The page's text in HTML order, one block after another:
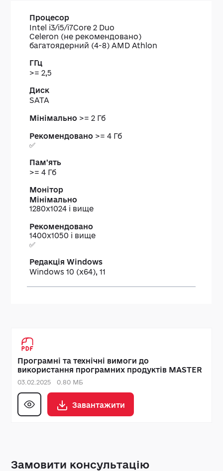
Процесор
Intel i3/i5/i7Core 2 Duo
Celeron (не рекомендовано)
багатоядерний (4-8) AMD Athlon
>= 2,5
SATA
Мінімально >= 2 Гб
Рекомендовано >= 4 Гб
✅
>= 4 Гб
Мінімально
1280х1024 і вище
Рекомендовано
1400х1050 і вище
✅
Windows 10 (x64), 11
Програмні та технічні вимоги до
використання програмних продуктів MASTER
03.02.2025 0.80 МБ
Завантажити
Замовити консультацію